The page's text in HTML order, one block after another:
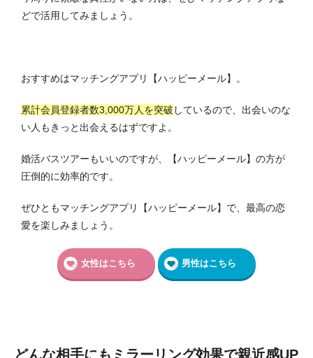
どで活用してみましょう。
おすすめはマッチングアプリ【ハッピーメール】。
累計会員登録者数3,000万人を突破 しているので、出会いのな
い人もきっと出会えるはずですよ。
婚活バスツアーもいいのですが、【ハッピーメール】の方が
圧倒的に効率的です。
ぜひともマッチングアプリ【ハッピーメール】で、最高の恋
愛を楽しみましょう。
女性はこちら 男性はこちら
どんな相手にもミラーリング効果で親近感UP